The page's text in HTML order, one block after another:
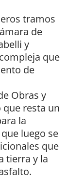
tramos
de
y
que
de
Obras y
que resta un
la
luego se
que
tierra y la